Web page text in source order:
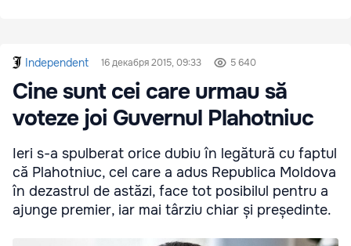
Independent 16 декабря 2015, 09:33 5 640
Cine sunt cei care urmau să
voteze joi Guvernul Plahotniuc
Ieri s-a spulberat orice dubiu în legătură cu faptul
că Plahotniuc, cel care a adus Republica Moldova
în dezastrul de astăzi, face tot posibilul pentru a
ajunge premier, iar mai târziu chiar și președinte.